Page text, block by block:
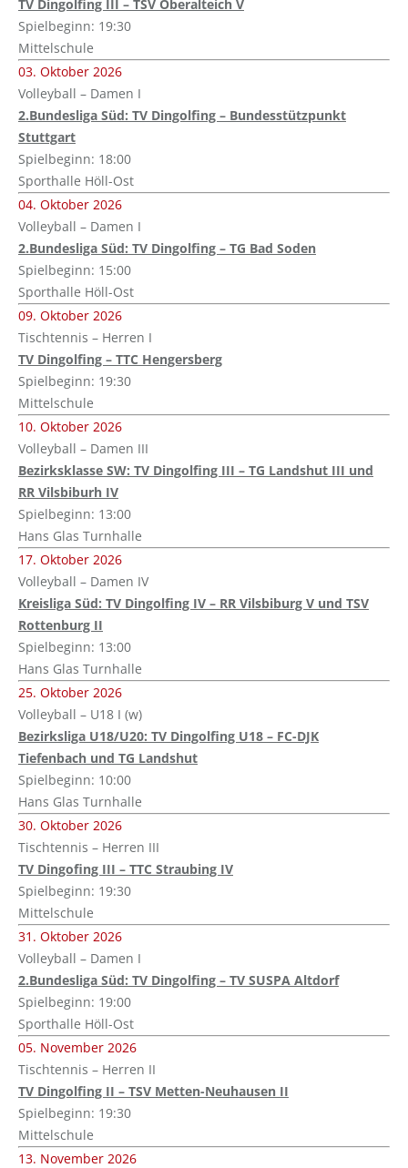
TV Dingolfing III – TSV Oberalteich V
Spielbeginn: 19:30
Mittelschule
03. Oktober 2026
Volleyball – Damen I
2.Bundesliga Süd: TV Dingolfing – Bundesstützpunkt
Stuttgart
Spielbeginn: 18:00
Sporthalle Höll-Ost
04. Oktober 2026
Volleyball – Damen I
2.Bundesliga Süd: TV Dingolfing – TG Bad Soden
Spielbeginn: 15:00
Sporthalle Höll-Ost
09. Oktober 2026
Tischtennis – Herren I
TV Dingolfing – TTC Hengersberg
Spielbeginn: 19:30
Mittelschule
10. Oktober 2026
Volleyball – Damen III
Bezirksklasse SW: TV Dingolfing III – TG Landshut III und
RR Vilsbiburh IV
Spielbeginn: 13:00
Hans Glas Turnhalle
17. Oktober 2026
Volleyball – Damen IV
Kreisliga Süd: TV Dingolfing IV – RR Vilsbiburg V und TSV
Rottenburg II
Spielbeginn: 13:00
Hans Glas Turnhalle
25. Oktober 2026
Volleyball – U18 I (w)
Bezirksliga U18/U20: TV Dingolfing U18 – FC-DJK
Tiefenbach und TG Landshut
Spielbeginn: 10:00
Hans Glas Turnhalle
30. Oktober 2026
Tischtennis – Herren III
TV Dingofing III – TTC Straubing IV
Spielbeginn: 19:30
Mittelschule
31. Oktober 2026
Volleyball – Damen I
2.Bundesliga Süd: TV Dingolfing – TV SUSPA Altdorf
Spielbeginn: 19:00
Sporthalle Höll-Ost
05. November 2026
Tischtennis – Herren II
TV Dingolfing II – TSV Metten-Neuhausen II
Spielbeginn: 19:30
Mittelschule
13. November 2026